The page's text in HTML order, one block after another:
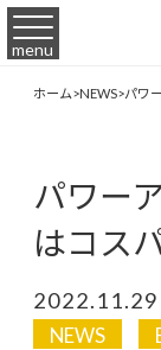
menu
ホーム>NEWS>パワ
パワー
はコス
2022.11.29
NEWS